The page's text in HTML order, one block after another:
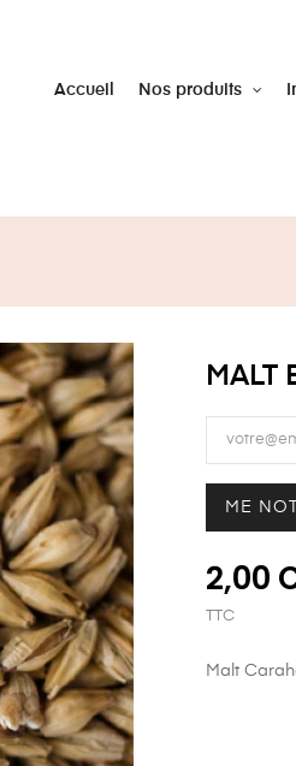
Accueil Nos produits
MALT
ME
2,00
TTC
Malt